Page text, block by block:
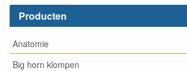
Producten
Anatomie
Big horn klompen